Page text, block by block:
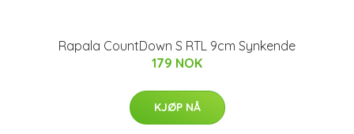
Rapala CountDown S RTL 9cm Synkende
179 NOK
KJØP NÅ